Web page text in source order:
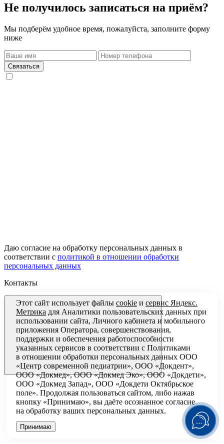
Не получилось записаться на приём?
Мы подберём удобное время, пожалуйста, заполните форму
ниже
Даю согласие на обработку персональных данных в
соответствии с политикой в отношении обработки
персональных данных
Контакты
Этот сайт использует файлы cookie и сервис Яндекс.
Метрика для Аналитики пользовательских данных при
использовании сайта, Личного кабинета и мобильного
приложения Оператора, совершенствования,
поддержки и обеспечения работоспособности
указанных сервисов в соответствии с Политиками
в отношении обработки персональных данных ООО
«Центр современной педиатрии», ООО «Докдент»,
ООО «Докмед», ООО «Докмед Эко», ООО «Докдети»,
ООО «Докмед Запад», ООО «Докдети Октябрьское
поле». Продолжая пользоваться сайтом, либо нажав
кнопку «Принимаю», вы даёте осознанное согласие
на обработку ваших персональных данных.
Принимаю